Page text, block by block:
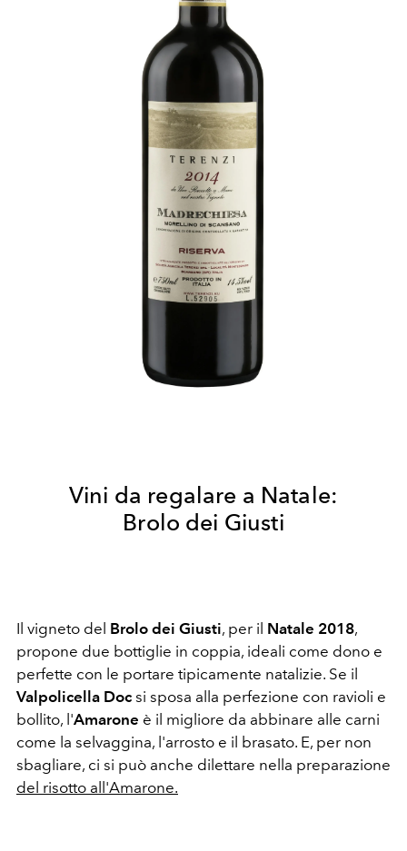
Vini da regalare a Natale:
Brolo dei Giusti
Il vigneto del Brolo dei Giusti, per il Natale 2018,
propone due bottiglie in coppia, ideali come dono e
perfette con le portare tipicamente natalizie. Se il
Valpolicella Doc si sposa alla perfezione con ravioli e
bollito, l'Amarone è il migliore da abbinare alle carni
come la selvaggina, l'arrosto e il brasato. E, per non
sbagliare, ci si può anche dilettare nella preparazione
del risotto all'Amarone.